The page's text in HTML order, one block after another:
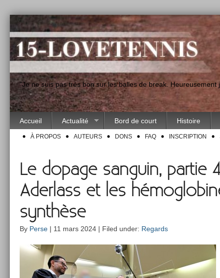
"Je ne suis pas très bon sur les balles de break.
Accueil Actualité Bord de court Histoire
À PROPOS AUTEURS DONS FAQ INSCRIPTION
Le dopage sanguin, partie 4
Aderlass et les
synthèse
By Perse | 11 mars 2024 | Filed under: Regards